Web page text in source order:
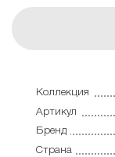
Коллекция
Артикул
Бренд
Страна